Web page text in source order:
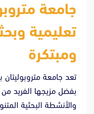
جامعة
تعليمية
ومبتكرة
بفضل مزيجها الفريد من
والأنشطة البحثية